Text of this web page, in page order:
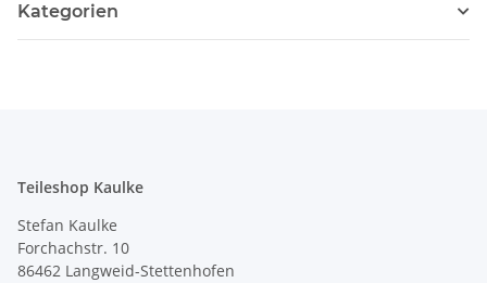
Kategorien
Teileshop Kaulke
Stefan Kaulke
Forchachstr. 10
86462 Langweid-Stettenhofen